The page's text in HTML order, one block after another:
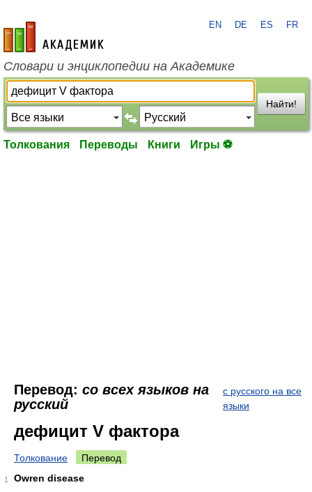
academic.ru
EN DE ES FR
Словари и энциклопедии на Академике
Найти!
Толкования Переводы Книги Игры ⚽
Перевод: со всех языков на
русский
с русского на все
языки
дефицит V фактора
Толкование Перевод
1
Owren disease